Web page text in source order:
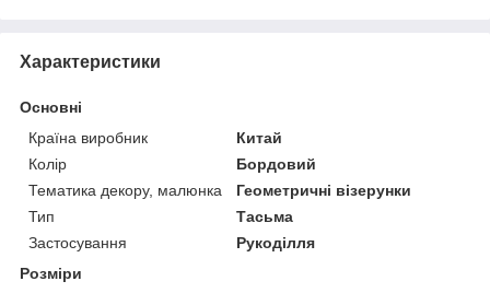
Характеристики
Основні
Країна виробник
Китай
Колір
Бордовий
Тематика декору, малюнка
Геометричні візерунки
Тип
Тасьма
Застосування
Рукоділля
Розміри